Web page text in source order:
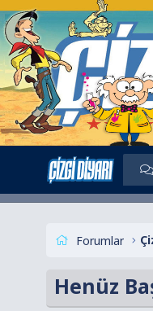
Forumlar
Henüz